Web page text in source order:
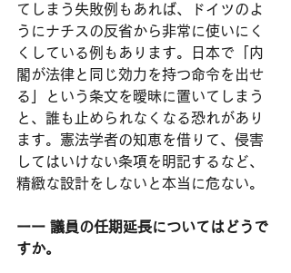
てしまう失敗例もあれば、ドイツのよ
うにナチスの反省から非常に使いにく
くしている例もあります。日本で「内
閣が法律と同じ効力を持つ命令を出せ
る」という条文を曖昧に置いてしまう
と、誰も止められなくなる恐れがあり
ます。憲法学者の知恵を借りて、侵害
してはいけない条項を明記するなど、
精緻な設計をしないと本当に危ない。
ーー 議員の任期延長についてはどうで
すか。